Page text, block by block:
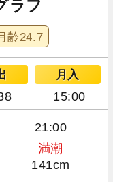
ラフ
齢24.7
月入
15:00
21:00
満潮
141cm